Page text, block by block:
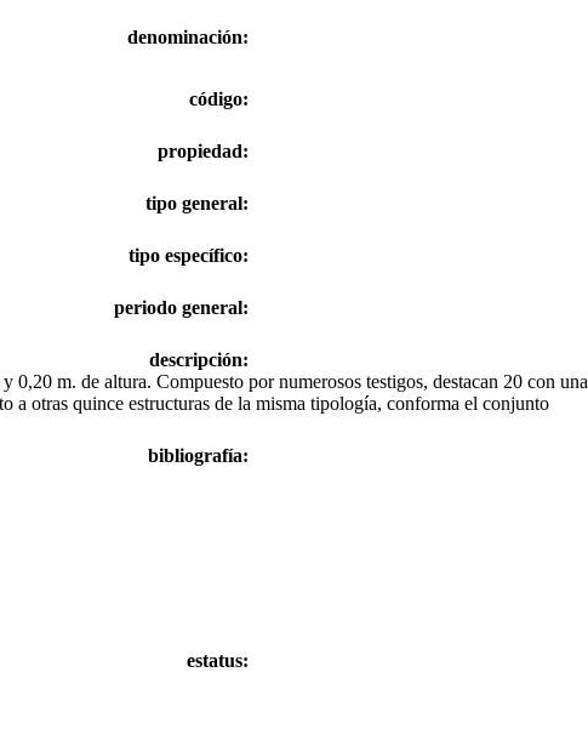
denominación:
código:
propiedad:
tipo general:
tipo específico:
periodo general:
descripción:
m. de altura. Compuesto por numerosos testigos, destacan 20 con una
a otras quince estructuras de la misma tipología, conforma el conjunto
bibliografía:
estatus: